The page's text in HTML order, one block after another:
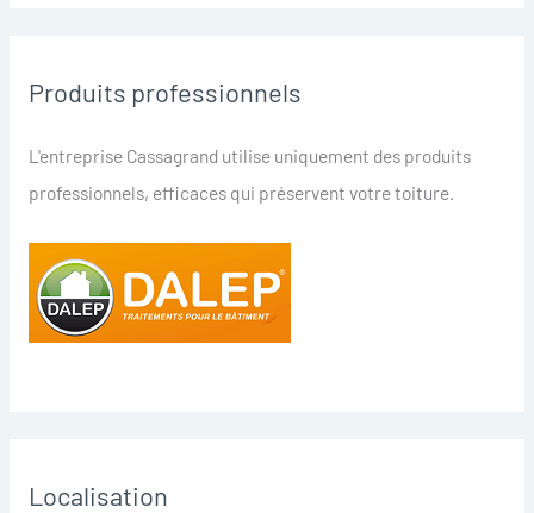
Produits professionnels
L'entreprise Cassagrand utilise uniquement des produits
professionnels, efficaces qui préservent votre toiture.
Localisation